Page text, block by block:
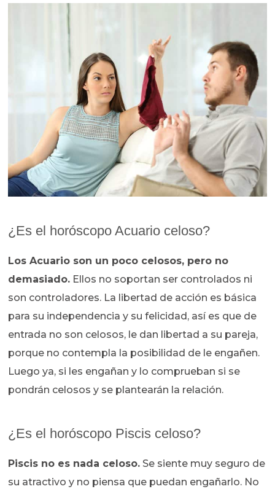
¿Es el horóscopo Acuario celoso?
Los Acuario son un poco celosos, pero no
demasiado. Ellos no soportan ser controlados ni
son controladores. La libertad de acción es básica
para su independencia y su felicidad, así es que de
entrada no son celosos, le dan libertad a su pareja,
porque no contempla la posibilidad de le engañen.
Luego ya, si les engañan y lo comprueban si se
pondrán celosos y se plantearán la relación.
¿Es el horóscopo Piscis celoso?
Piscis no es nada celoso. Se siente muy seguro de
su atractivo y no piensa que puedan engañarlo. No